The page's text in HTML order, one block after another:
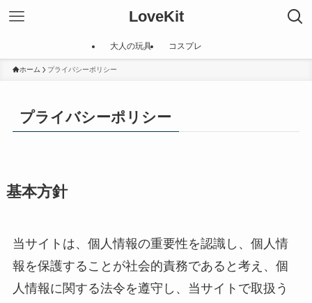
LoveKit
大人の玩具 コスプレ
ホーム プライバシーポリシー
プライバシーポリシー
基本方針
当サイトは、個人情報の重要性を認識し、個人情
報を保護することが社会的責務であると考え、個
人情報に関する法令を遵守し、当サイトで取扱う